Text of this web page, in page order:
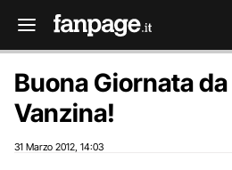
Buona Giornata
Vanzina!
31 Marzo 2012 14:03